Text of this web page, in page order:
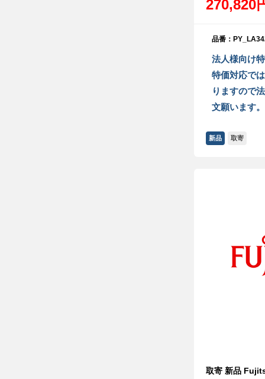
270,820
品番：
法人様向け
特価対応で
りますので
文願います。
新品 取寄
取寄 新品